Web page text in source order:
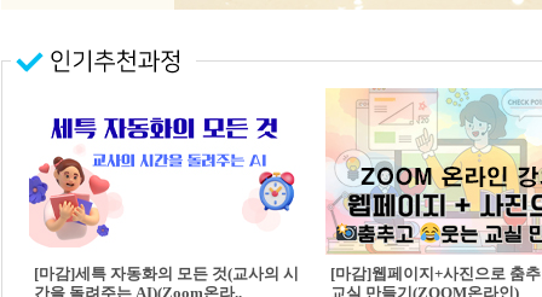
[마감]세특 자동화의 모든 것(교사의 시
간을 돌려주는 AI)(Zoom온라..
[마감]웹페이지+사진으로 춤
교실 만들기(ZOOM온라인)